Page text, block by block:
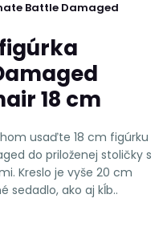
Battle Damaged
18 cm
usaďte 18 cm figúrku
do priloženej stoličky s
Kreslo je vyše 20 cm
sedadlo, ako aj kĺb..